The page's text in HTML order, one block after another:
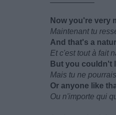
Now you're very
Maintenant tu
And that's a
Et c'est tout à fait
But you couldn't
Mais tu ne
Or anyone like
Ou n'importe qui